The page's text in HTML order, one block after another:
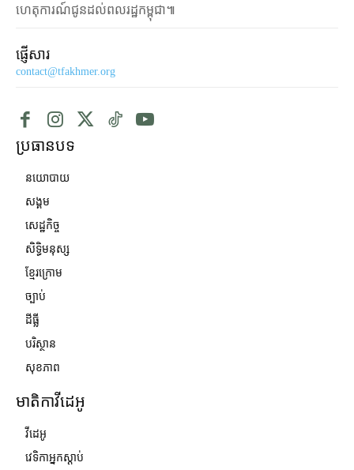
ហេតុការណ៍ជូនដល់ពលរដ្ឋកម្ពុជា៕
ផ្ញើសារ
contact@tfakhmer.org
ប្រធានបទ
នយោបាយ
សង្គម
សេដ្ឋកិច្ច
សិទ្ធិមនុស្ស
ខ្មែរក្រោម
ច្បាប់
ដីធ្លី
បរិស្ថាន
សុខភាព
មាតិកាវីដេអូ
វីដេអូ
វេទិកាអ្នកស្ដាប់